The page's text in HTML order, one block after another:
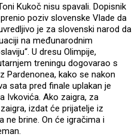
Kukoč nisu spavali. Dopisnik
poziv slovenske Vlade da
je za slovenski narod da
na međunarodnim
U dresu Olimpije,
treningu dogovarao s
Pardenonea, kako se nakon
sata pred finale uplakan je
Ivkovića. Ako zaigra, za
izdat će prijatelje iz
ne brine. On će igračima i